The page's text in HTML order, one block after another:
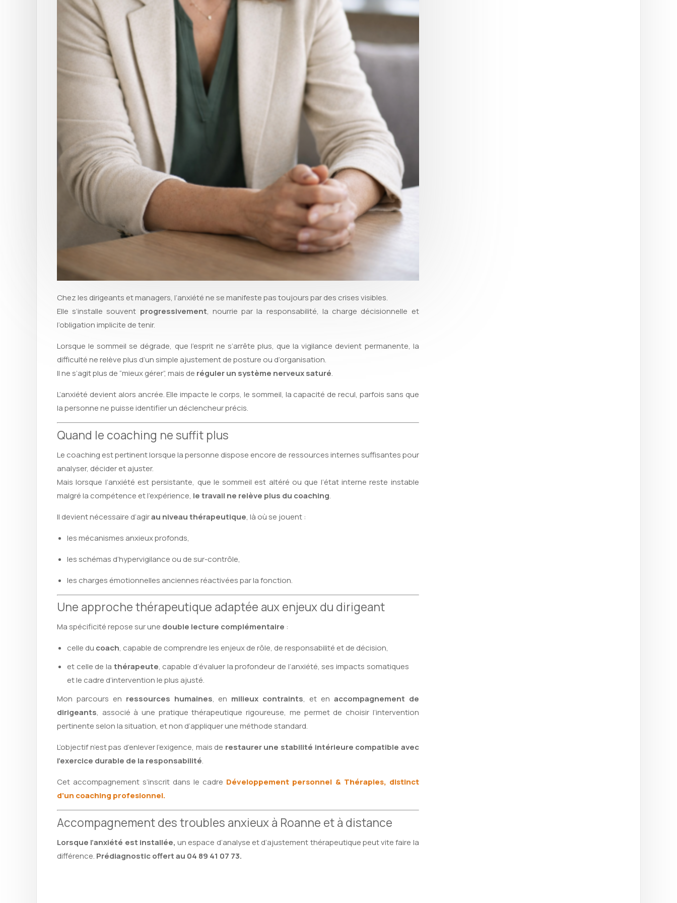
Chez les dirigeants et managers, l’anxiété ne se manifeste pas toujours par des crises visibles.
Elle s’installe souvent progressivement, nourrie par la responsabilité, la charge décisionnelle et
l’obligation implicite de tenir.
Lorsque le sommeil se dégrade, que l’esprit ne s’arrête plus, que la vigilance devient permanente, la
difficulté ne relève plus d’un simple ajustement de posture ou d’organisation.
Il ne s’agit plus de “mieux gérer”, mais de réguler un système nerveux saturé.
L’anxiété devient alors ancrée. Elle impacte le corps, le sommeil, la capacité de recul, parfois sans que
la personne ne puisse identifier un déclencheur précis.
Quand le coaching ne suffit plus
Le coaching est pertinent lorsque la personne dispose encore de ressources internes suffisantes pour
analyser, décider et ajuster.
Mais lorsque l’anxiété est persistante, que le sommeil est altéré ou que l’état interne reste instable
malgré la compétence et l’expérience, le travail ne relève plus du coaching.
Il devient nécessaire d’agirau niveau thérapeutique, là où se jouent :
les mécanismes anxieux profonds,
les schémas d’hypervigilance ou de sur-contrôle,
les charges émotionnelles anciennes réactivées par la fonction.
Une approche thérapeutique adaptée aux enjeux du dirigeant
Ma spécificité repose sur une double lecture complémentaire :
celle du coach, capable de comprendre les enjeux de rôle, de responsabilité et de décision,
et celle de la thérapeute, capable d’évaluer la profondeur de l’anxiété, ses impacts somatiques
et le cadre d’intervention le plus ajusté.
Mon parcours en ressources humaines, en milieux contraints, et en accompagnement de
dirigeants, associé à une pratique thérapeutique rigoureuse, me permet de choisir l’intervention
pertinente selon la situation, et non d’appliquer une méthode standard.
L’objectif n’est pas d’enlever l’exigence, mais de restaurer une stabilité intérieure compatible avec
l’exercice durable de la responsabilité.
Cet accompagnement s’inscrit dans le cadre Développement personnel & Thérapies, distinct
d'un coaching profesionnel.
Accompagnement des troubles anxieux à Roanne et à distance
Lorsque l’anxiété est installée,un espace d’analyse et d’ajustement thérapeutique peut vite faire la
différence. Prédiagnostic offert au 04 89 41 07 73.